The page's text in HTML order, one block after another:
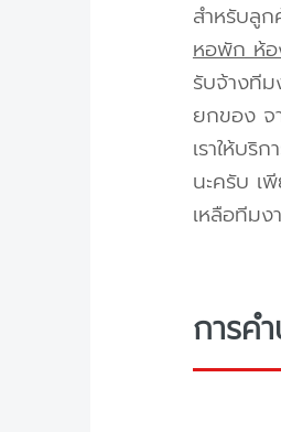
สำหรับลูก
หอพัก ห้อ
รับจ้างทีม
ยกของ จ
เราให้บ
นะครับ เ
เหลือทีมง
การค